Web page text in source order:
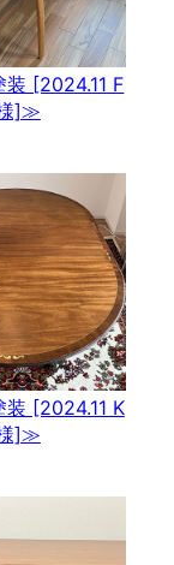
装 [2024.11 F
]≫
装 [2024.11 K
]≫